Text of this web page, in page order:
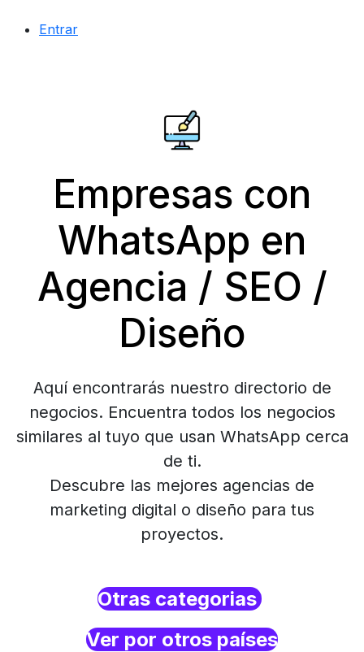
Entrar
Empresas con
WhatsApp en
Agencia / SEO /
Diseño
Aquí encontrarás nuestro directorio de
negocios. Encuentra todos los negocios
similares al tuyo que usan WhatsApp cerca
de ti.
Descubre las mejores agencias de
marketing digital o diseño para tus
proyectos.
Otras categorias
Ver por otros países